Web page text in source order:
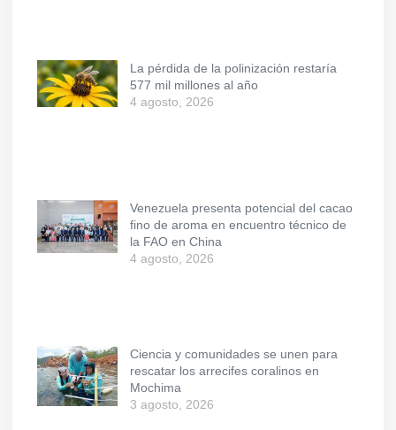
La pérdida de la polinización restaría
577 mil millones al año
4 agosto, 2026
Venezuela presenta potencial del cacao
fino de aroma en encuentro técnico de
la FAO en China
4 agosto, 2026
Ciencia y comunidades se unen para
rescatar los arrecifes coralinos en
Mochima
3 agosto, 2026